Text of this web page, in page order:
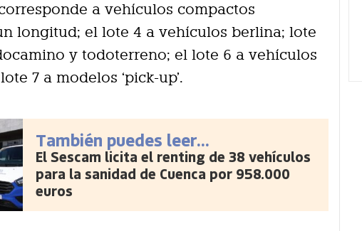
a vehículos compactos
longitud; el lote 4 a vehículos berlina; lote
y todoterreno; el lote 6 a vehículos
7 a modelos ‘pick-up’.
También puedes leer...
El Sescam licita el renting de 38 vehículos
para la sanidad de Cuenca por 958.000
euros